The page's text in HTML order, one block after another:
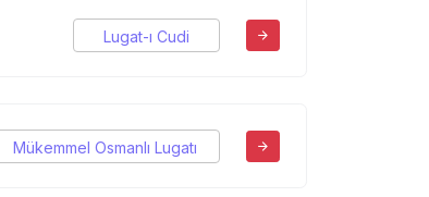
Lugat-ı Cudi
Mükemmel Osmanlı Lugatı